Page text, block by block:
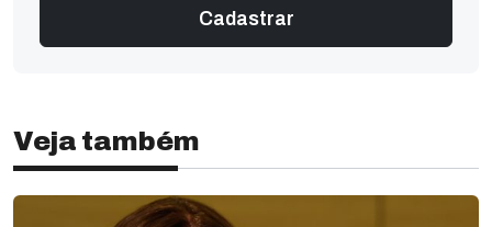
Veja também